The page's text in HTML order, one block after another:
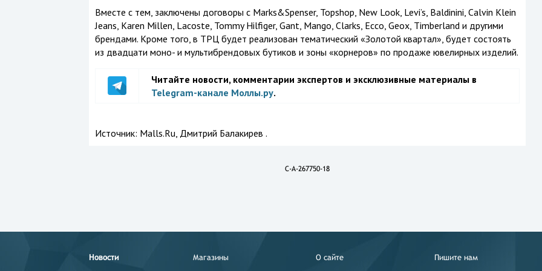
Вместе с тем, заключены договоры с Marks&Spenser, Topshop, New Look, Levi’s, Baldinini, Calvin Klein
Jeans, Karen Millen, Lacoste, Tommy Hilfiger, Gant, Mango, Clarks, Ecco, Geox, Timberland и другими
брендами. Кроме того, в ТРЦ будет реализован тематический «Золотой квартал», будет состоять
из двадцати моно- и мультибрендовых бутиков и зоны «корнеров» по продаже ювелирных изделий.
Читайте новости, комментарии экспертов и эксклюзивные материалы в
Telegram-канале Моллы.ру.
Источник: Malls.Ru, Дмитрий Балакирев .
C-A-267750-18
Новости Магазины О сайте Пишите нам